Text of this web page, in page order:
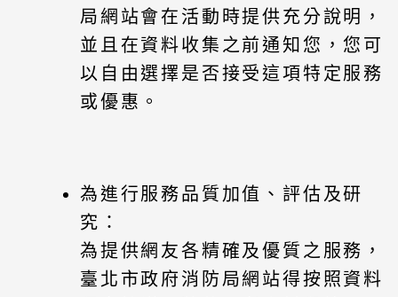
局網站會在活動時提供充分說明，
並且在資料收集之前通知您，您可
以自由選擇是否接受這項特定服務
或優惠。
為進行服務品質加值、評估及研
究：
為提供網友各精確及優質之服務，
臺北市政府消防局網站得按照資料